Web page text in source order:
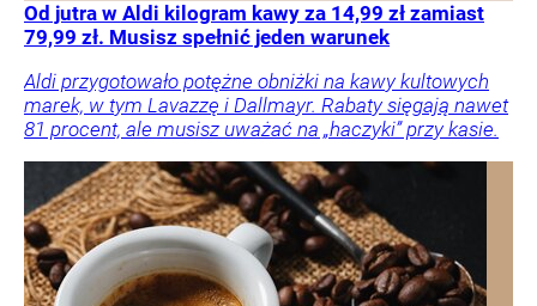
Od jutra w Aldi kilogram kawy za 14,99 zł zamiast
79,99 zł. Musisz spełnić jeden warunek
Aldi przygotowało potężne obniżki na kawy kultowych
marek, w tym Lavazzę i Dallmayr. Rabaty sięgają nawet
81 procent, ale musisz uważać na „haczyki” przy kasie.